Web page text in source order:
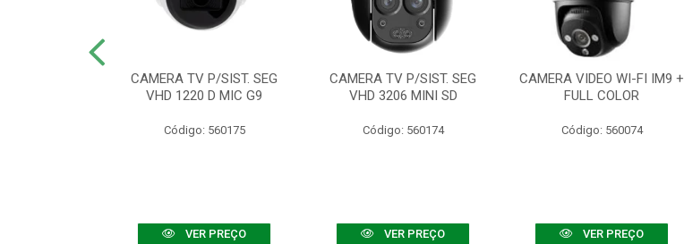
CAMERA TV P/SIST. SEG
VHD 1220 D MIC G9
Código: 560175
VER PREÇO
CAMERA TV P/SIST. SEG
VHD 3206 MINI SD
Código: 560174
VER PREÇO
CAMERA VIDEO WI-FI IM9 +
FULL COLOR
Código: 560074
VER PREÇO